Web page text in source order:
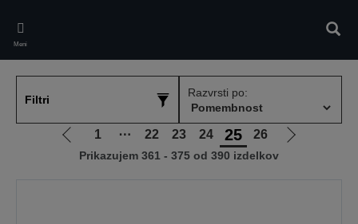
main
content
Meni
Filtri
Razvrsti po:
Pojdi
na
1 ⋯ 22 23 24 25 26
Pojdi
Prikazujem 361 - 375 od 390 izdelkov